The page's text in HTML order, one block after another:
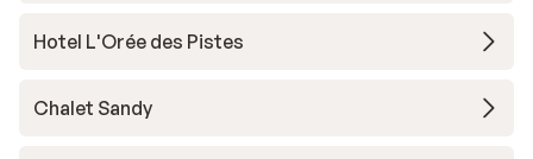
Hotel L'Orée des Pistes
Chalet Sandy